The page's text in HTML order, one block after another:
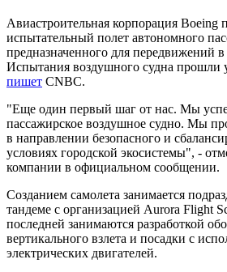
Авиастроительная корпорация Boeing
испытательный полет автономного
предназначенного для передвижений в
Испытания воздушного судна прошли
пишет CNBC.
"Еще один первый шаг от нас. Мы
пассажирское воздушное судно. Мы
в направлении безопасного и
условиях городской экосистемы", -
компании в официальном сообщении.
Созданием самолета занимается
тандеме с организацией Aurora Flight
последней занимаются разработкой
вертикального взлета и посадки с
электрических двигателей.